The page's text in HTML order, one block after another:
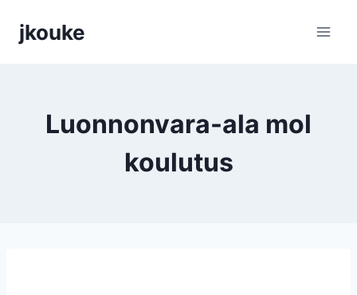
sisältöön
jkouke
Luonnonvara-ala mol
koulutus